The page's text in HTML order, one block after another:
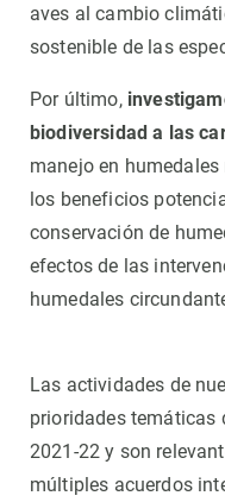
aves al cambio
sostenible de las
Por último,
biodiversidad a las
manejo en
los beneficios
conservación de
efectos de las
humedales
Las actividades de
prioridades temáticas
2021-22 y son
múltiples acuerdos